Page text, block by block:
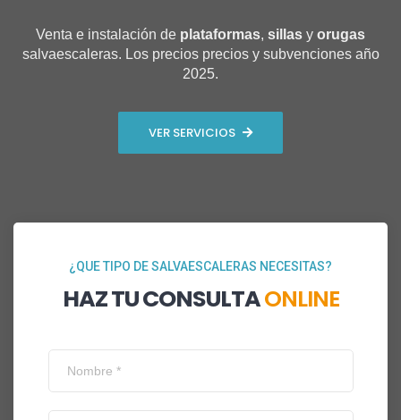
Venta e instalación de plataformas, sillas y orugas
salvaescaleras. Los precios precios y subvenciones año
2025.
VER SERVICIOS
¿QUE TIPO DE SALVAESCALERAS NECESITAS?
HAZ TU CONSULTAONLINE